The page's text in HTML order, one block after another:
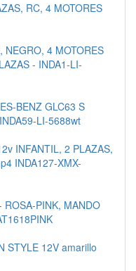
RC, 4 MOTORES
NEGRO, 4 MOTORES
- INDA1-LI-
BENZ GLC63 S
LI-5688wt
INFANTIL, 2 PLAZAS,
INDA127-XMX-
PINK, MANDO
STYLE 12V amarillo